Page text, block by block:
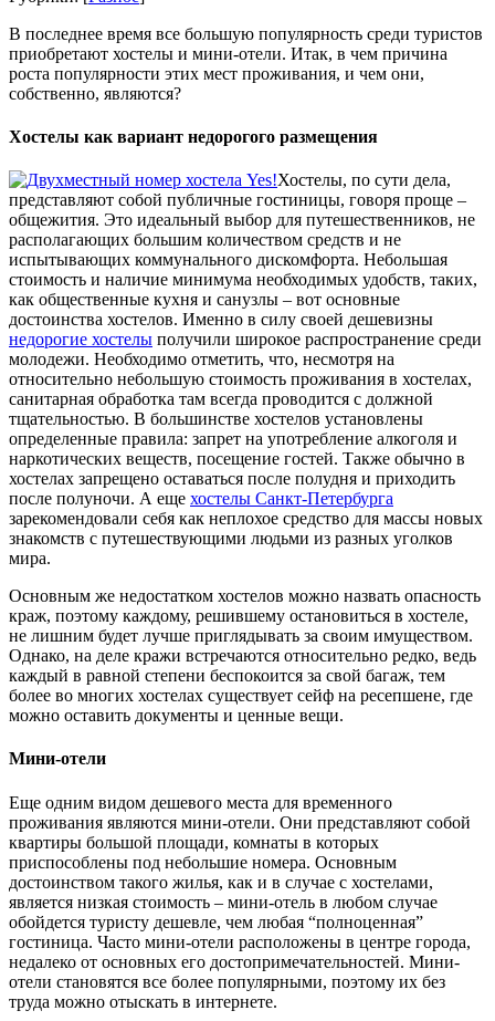
В последнее время все большую популярность среди туристов
приобретают хостелы и мини-отели. Итак, в чем причина
роста популярности этих мест проживания, и чем они,
собственно, являются?
Хостелы как вариант недорогого размещения
Хостелы, по сути дела,
представляют собой публичные гостиницы, говоря проще –
общежития. Это идеальный выбор для путешественников, не
располагающих большим количеством средств и не
испытывающих коммунального дискомфорта. Небольшая
стоимость и наличие минимума необходимых удобств, таких,
как общественные кухня и санузлы – вот основные
достоинства хостелов. Именно в силу своей дешевизны
недорогие хостелы получили широкое распространение среди
молодежи. Необходимо отметить, что, несмотря на
относительно небольшую стоимость проживания в хостелах,
санитарная обработка там всегда проводится с должной
тщательностью. В большинстве хостелов установлены
определенные правила: запрет на употребление алкоголя и
наркотических веществ, посещение гостей. Также обычно в
хостелах запрещено оставаться после полудня и приходить
после полуночи. А еще хостелы Санкт-Петербурга
зарекомендовали себя как неплохое средство для массы новых
знакомств с путешествующими людьми из разных уголков
мира.
Основным же недостатком хостелов можно назвать опасность
краж, поэтому каждому, решившему остановиться в хостеле,
не лишним будет лучше приглядывать за своим имуществом.
Однако, на деле кражи встречаются относительно редко, ведь
каждый в равной степени беспокоится за свой багаж, тем
более во многих хостелах существует сейф на ресепшене, где
можно оставить документы и ценные вещи.
Мини-отели
Еще одним видом дешевого места для временного
проживания являются мини-отели. Они представляют собой
квартиры большой площади, комнаты в которых
приспособлены под небольшие номера. Основным
достоинством такого жилья, как и в случае с хостелами,
является низкая стоимость – мини-отель в любом случае
обойдется туристу дешевле, чем любая “полноценная”
гостиница. Часто мини-отели расположены в центре города,
недалеко от основных его достопримечательностей. Мини-
отели становятся все более популярными, поэтому их без
труда можно отыскать в интернете.